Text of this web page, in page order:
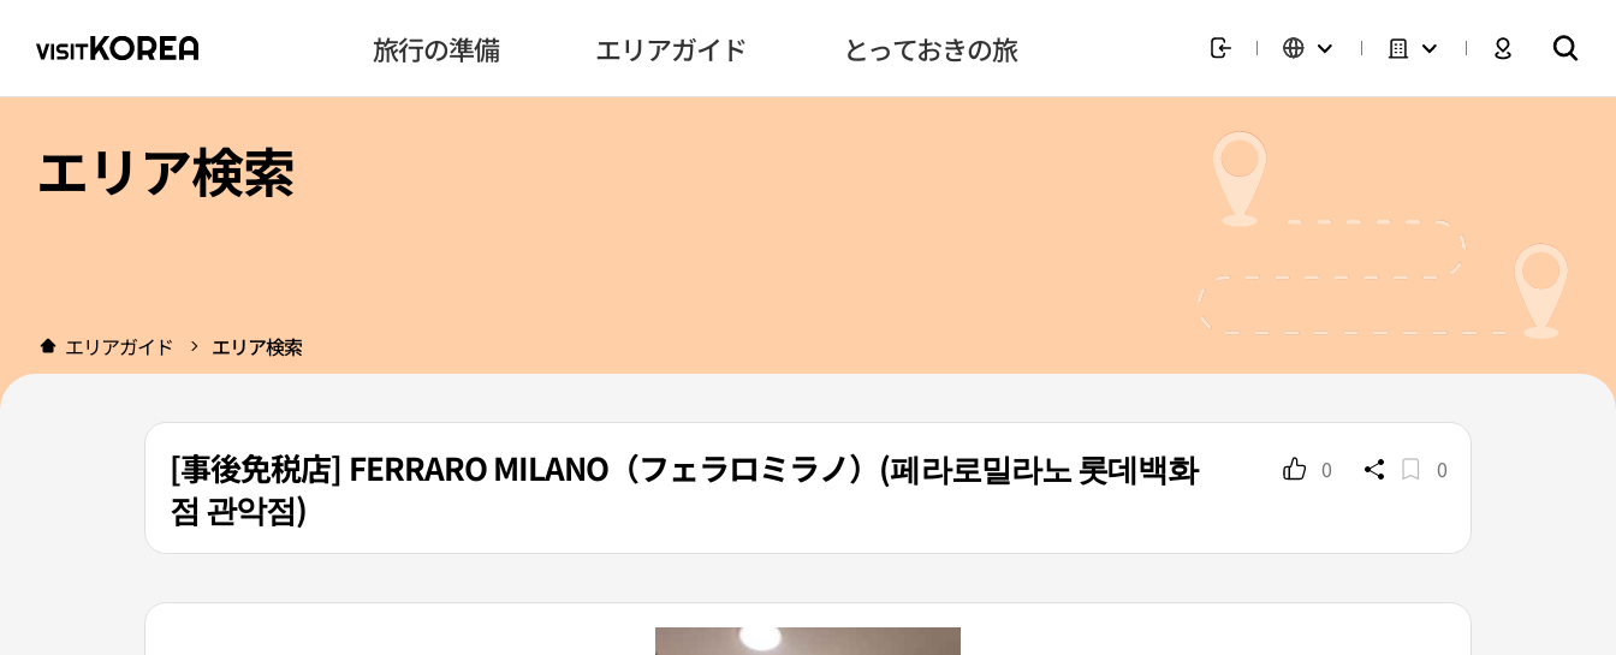
旅行の準備 エリアガイド とっておきの旅
エリア検索
エリアガイド エリア検索
[事後免税店] FERRARO MILANO（フェラロミラノ）(페라로밀라노 롯데백화
점 관악점)
0 0